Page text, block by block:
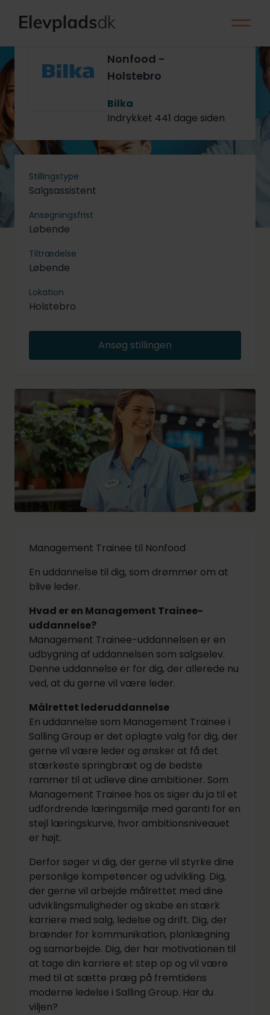
Management
Nonfood -
Holstebro
Bilka
Indrykket 441 dage siden
Stillingstype
Salgsassistent
Ansøgningsfrist
Løbende
Tiltrædelse
Løbende
Lokation
Holstebro
Ansøg stillingen
Management Trainee til Nonfood
En uddannelse til dig, som drømmer om at
blive leder.
Hvad er en Management Trainee-
uddannelse?
Management Trainee-uddannelsen er en
udbygning af uddannelsen som salgselev.
Denne uddannelse er for dig, der allerede nu
ved, at du gerne vil være leder.
Målrettet lederuddannelse
En uddannelse som Management Trainee i
Salling Group er det oplagte valg for dig, der
gerne vil være leder og ønsker at få det
stærkeste springbræt og de bedste
rammer til at udleve dine ambitioner. Som
Management Trainee hos os siger du ja til et
udfordrende læringsmiljø med garanti for en
stejl læringskurve, hvor ambitionsniveauet
er højt.
Derfor søger vi dig, der gerne vil styrke dine
personlige kompetencer og udvikling. Dig,
der gerne vil arbejde målrettet med dine
udviklingsmuligheder og skabe en stærk
karriere med salg, ledelse og drift. Dig, der
brænder for kommunikation, planlægning
og samarbejde. Dig, der har motivationen til
at tage din karriere et step op og vil være
med til at sætte præg på fremtidens
moderne ledelse i Salling Group. Har du
viljen?